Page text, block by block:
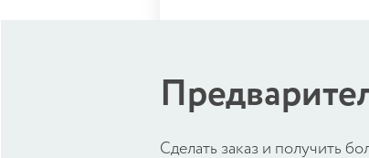
Cделать заказ и получить